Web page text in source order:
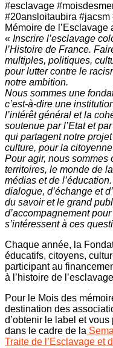
#esclavage
#20ansloitaubira
Mémoire de l’Esclavage
« Inscrire l’esclavage
l’Histoire de France.
multiples, politiques,
pour lutter contre le
notre ambition.
Nous sommes une
c’est-à-dire une
l’intérêt général et la
soutenue par l’Etat et
qui partagent notre
culture, pour la
Pour agir, nous sommes
territoires, le monde de
médias et de
dialogue, d’échange et
du savoir et le grand
d’accompagnement
s’intéressent à ces
Chaque année, la
éducatifs, citoyens,
participant au
à l’histoire de
Pour le Mois des
destination des
d’obtenir le label et
dans le cadre de la
Traite de l’Esclavage et